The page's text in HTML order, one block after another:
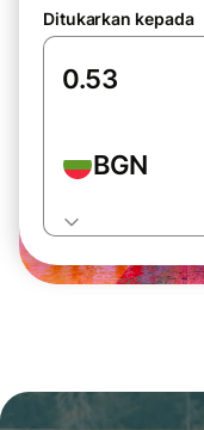
Ditukarkan kepada
BGN